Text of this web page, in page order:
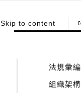
Skip to content
法規彙編
組織架構